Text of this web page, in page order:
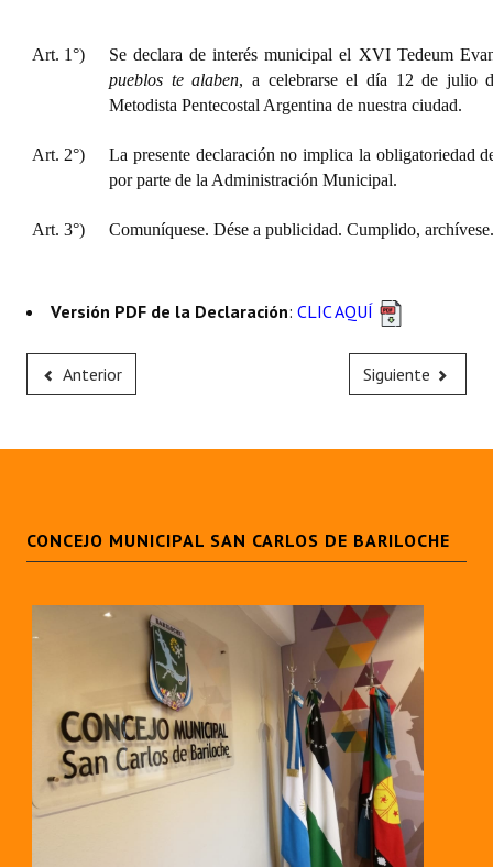
Antiguos Pobladores - Registro
Reconocimientos - Registro
Bariloche, Municipio intercultural
Art. 1°)
Se declara de interés municipal el XVI Tedeum
pueblos te alaben, a celebrarse el día 12 de julio
Metodista Pentecostal Argentina de nuestra ciudad.
Art. 2°)
La presente declaración no implica la obligatoriedad
por parte de la Administración Municipal.
Art. 3°) Comuníquese. Dése a publicidad. Cumplido, archívese.
Versión PDF de la Declaración: CLIC AQUÍ
Anterior Siguiente
CONCEJO MUNICIPAL SAN CARLOS DE BARILOCHE